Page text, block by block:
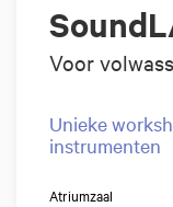
Voor
Unieke
instrumenten
Atriumzaal